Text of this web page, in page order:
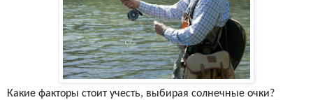
Какие факторы стоит учесть, выбирая солнечные очки?